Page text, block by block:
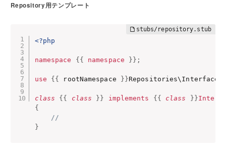
Repository用テンプレート
<?php
namespace {{ namespace }} ;
use {{ rootNamespace }}Repositories\ Interfaces
class {{ class }} implements {{ class }}
{
//
}